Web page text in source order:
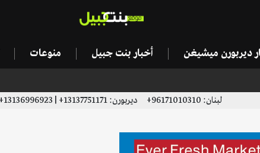
ديربورن ميشيغن أخبار بنت جبيل منوعات
لبنان: 96171010310+ ديربورن: 13137751171+ | 13136996923+